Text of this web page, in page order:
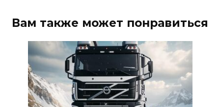
Вам также может понравиться